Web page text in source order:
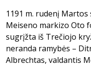
1191 m. rudenį
Meiseno markizo Oto
sugrįžta iš Trečiojo
neranda ramybės –
Albrechtas, valdantis